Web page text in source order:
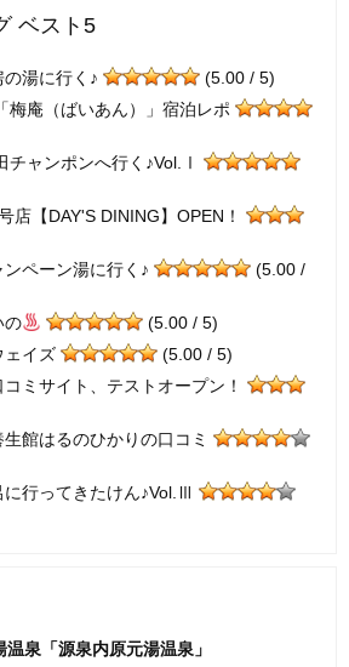
ベスト5
湯に行く♪
(5.00 / 5)
梅庵（ばいあん）」宿泊レポ
チャンポンへ行く♪Vol.Ⅰ
店【DAY'S DINING】OPEN！
ペーン湯に行く♪
(5.00 /
の
(5.00 / 5)
ェイズ
(5.00 / 5)
ミサイト、テストオープン！
館はるのひかりの口コミ
に行ってきたけん♪Vol.Ⅲ
泉「源泉内原元湯温泉」